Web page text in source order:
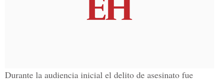
Durante la audiencia inicial el delito de asesinato fue